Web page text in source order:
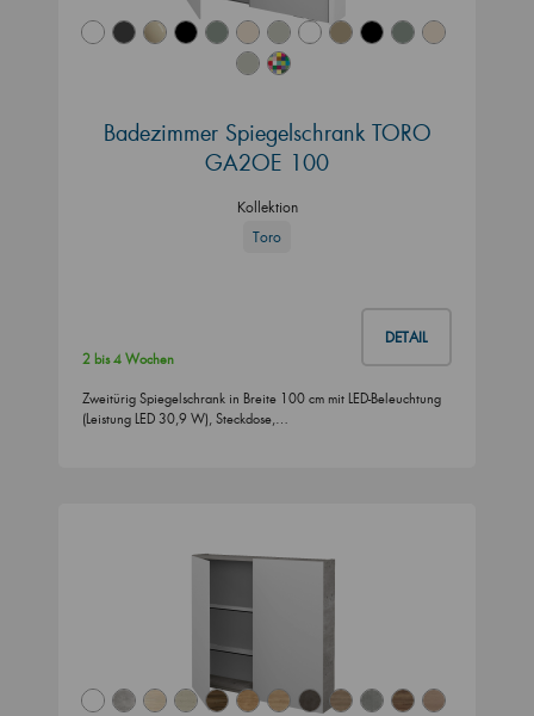
Badezimmer Spiegelschrank TORO
GA2OE 100
Kollektion
Toro
DETAIL
2 bis 4 Wochen
Zweitürig Spiegelschrank in Breite 100 cm mit LED-Beleuchtung
(Leistung LED 30,9 W), Steckdose,…